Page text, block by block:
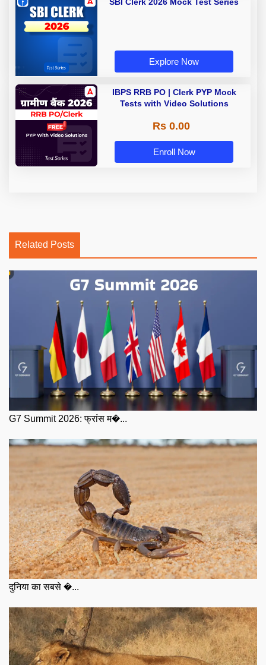
SBI Clerk 2026 Mock Test Series
Explore Now
IBPS RRB PO | Clerk PYP Mock
Tests with Video Solutions
Rs 0.00
Enroll Now
Related Posts
G7 Summit 2026: फ्रांस म�...
दुनिया का सबसे �...